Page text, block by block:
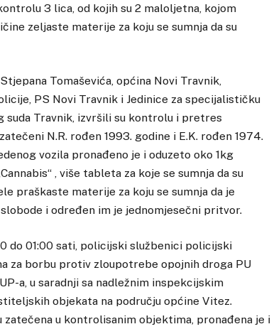
3 lica, od kojih su 2 maloljetna, kojom
zeljaste materije za koju se sumnja da su
Tomaševića, općina Novi Travnik,
PS Novi Travnik i Jedinice za specijalističku
suda Travnik, izvršili su kontrolu i pretres
N.R. rođen 1993. godine i E.K. rođen 1974.
vozila pronađeno je i oduzeto oko 1kg
, više tableta za koje se sumnja da su
praškaste materije za koju se sumnja da je
i određen im je jednomjesečni pritvor.
do 01:00 sati, policijski službenici policijski
za borbu protiv zloupotrebe opojnih droga PU
a, u saradnji sa nadležnim inspekcijskim
objekata na području općine Vitez.
u kontrolisanim objektima, pronađena je i